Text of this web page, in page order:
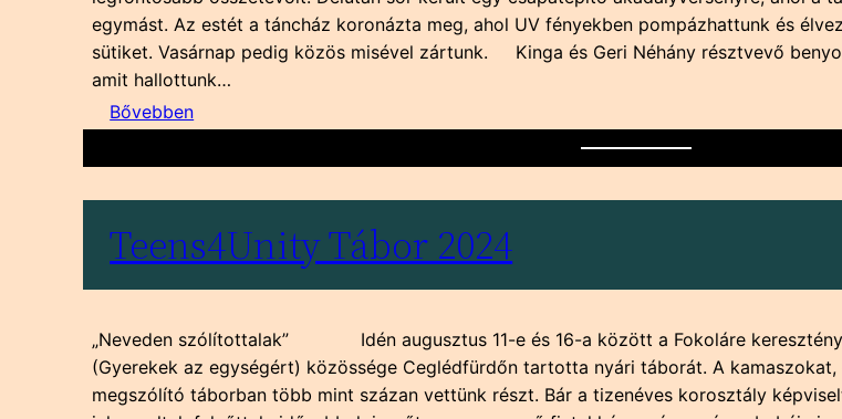
egymást. Az estét a táncház koronázta meg, ahol UV fényekben pompázhattunk és
sütiket. Vasárnap pedig közös misével zártunk. Kinga és Geri Néhány résztvevő
amit hallottunk…
Bővebben:
after
Teens4Unity Tábor 2024
„Neveden szólítottalak” Idén augusztus 11-e és 16-a között a Fokoláre keresztény
(Gyerekek az egységért) közössége Ceglédfürdőn tartotta nyári táborát. A
megszólító táborban több mint százan vettünk részt. Bár a tizenéves korosztály